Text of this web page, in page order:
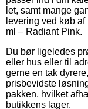
let, samt mange
levering ved køb
ml – Radiant Pink.
Du bør ligeledes
eller hus eller til
gerne en tak
prisbevidste
pakken, hvilket
butikkens lager.